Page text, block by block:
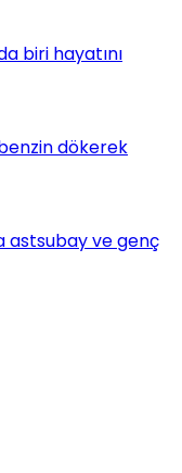
biri hayatını
dökerek
astsubay ve genç